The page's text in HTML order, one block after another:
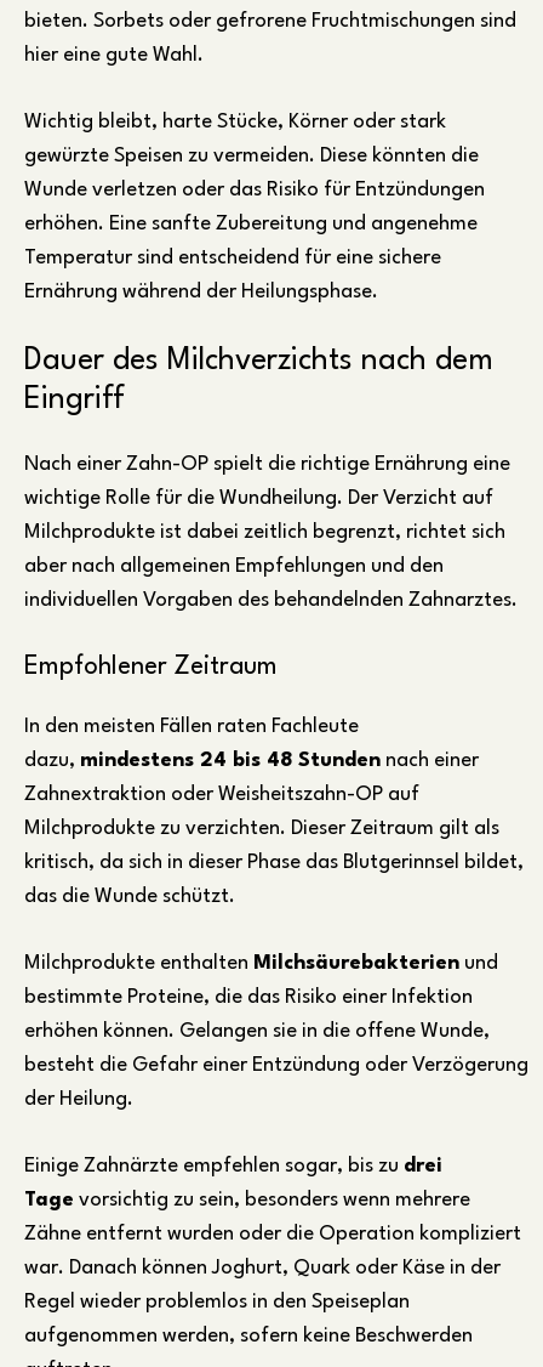
bieten. Sorbets oder gefrorene Fruchtmischungen sind
hier eine gute Wahl.
Wichtig bleibt, harte Stücke, Körner oder stark
gewürzte Speisen zu vermeiden. Diese könnten die
Wunde verletzen oder das Risiko für Entzündungen
erhöhen. Eine sanfte Zubereitung und angenehme
Temperatur sind entscheidend für eine sichere
Ernährung während der Heilungsphase.
Dauer des Milchverzichts nach dem
Eingriff
Nach einer Zahn-OP spielt die richtige Ernährung eine
wichtige Rolle für die Wundheilung. Der Verzicht auf
Milchprodukte ist dabei zeitlich begrenzt, richtet sich
aber nach allgemeinen Empfehlungen und den
individuellen Vorgaben des behandelnden Zahnarztes.
Empfohlener Zeitraum
In den meisten Fällen raten Fachleute
dazu, mindestens 24 bis 48 Stunden nach einer
Zahnextraktion oder Weisheitszahn-OP auf
Milchprodukte zu verzichten. Dieser Zeitraum gilt als
kritisch, da sich in dieser Phase das Blutgerinnsel bildet,
das die Wunde schützt.
Milchprodukte enthalten Milchsäurebakterien und
bestimmte Proteine, die das Risiko einer Infektion
erhöhen können. Gelangen sie in die offene Wunde,
besteht die Gefahr einer Entzündung oder Verzögerung
der Heilung.
Einige Zahnärzte empfehlen sogar, bis zu drei
Tage vorsichtig zu sein, besonders wenn mehrere
Zähne entfernt wurden oder die Operation kompliziert
war. Danach können Joghurt, Quark oder Käse in der
Regel wieder problemlos in den Speiseplan
aufgenommen werden, sofern keine Beschwerden